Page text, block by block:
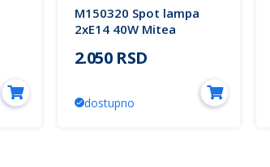
M150320 Spot lampa
2xE14 40W Mitea
2.050 RSD
dostupno